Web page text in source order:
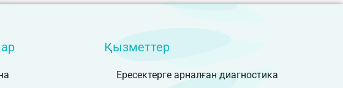
Қызметтер
Ересектерге арналған диагностика